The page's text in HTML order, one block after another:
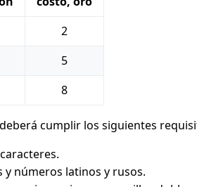
2
5
8
cumplir los siguientes
y números latinos y rusos.